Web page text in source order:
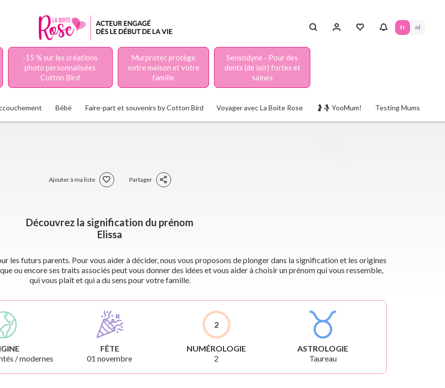
fr nl
-15 % sur les créations
photo personnalisées
Cotton Bird
Murprotec protège
votre maison et votre
famille
Sensodyne - Pour des
dents (de lait) fortes et
saines
Bébé Faire-part et souvenirs by Cotton Bird Voyager avec La Boite Rose 🤰🤱 YooMum! Testing Mums
Ajouter à ma liste Partager
Découvrez la signification du prénom
Elissa
les futurs parents. Pour vous aider à décider, nous vous proposons de plonger dans la signification et les origines
ou encore ses traits associés peut vous donner des idées et vous aider à choisir un prénom qui vous ressemble,
qui vous plaît et qui a du sens pour votre famille.
/ modernes
FÊTE
01 novembre
2
NUMÉROLOGIE
2
ASTROLOGIE
Taureau